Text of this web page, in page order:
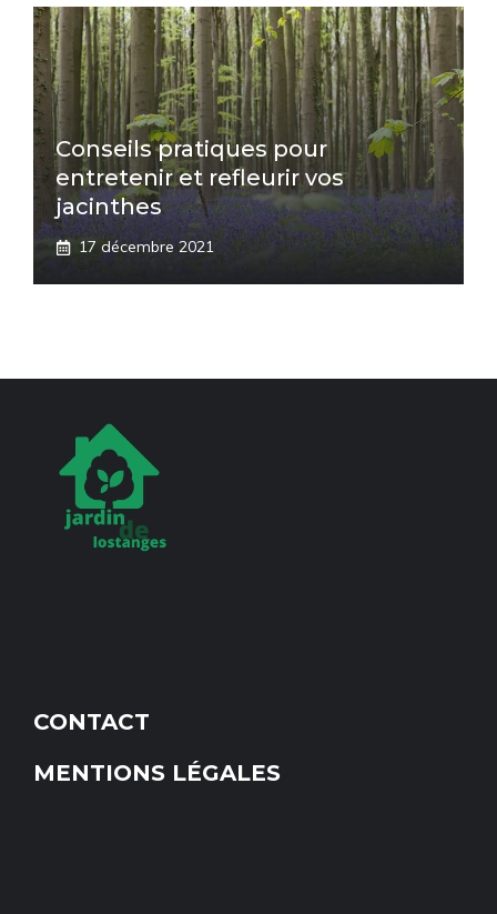
Conseils pratiques pour
entretenir et refleurir vos
jacinthes
17 décembre 2021
CONTACT
MENTIONS LÉGALES